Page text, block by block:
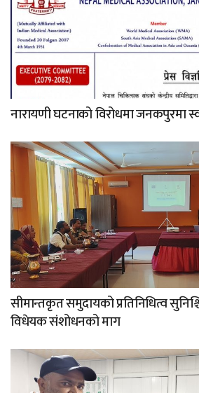
नारायणी घटनाको विरोधमा जनकपुरमा
सीमान्तकृत समुदायको प्रतिनिधित्व
विधेयक संशोधनको माग